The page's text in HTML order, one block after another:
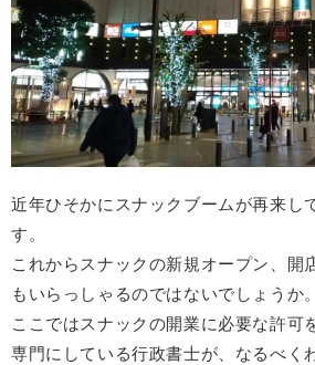
近年ひそかにスナックブームが再来し
す。
これからスナックの新規オープン、開
もいらっしゃるのではないでしょうか。
ここではスナックの開業に必要な許可
専門にしている行政書士が、なるべく